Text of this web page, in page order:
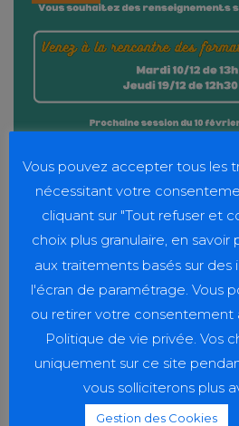
CAMPUS PARAMÉDICAL,VIE
Venez à la
formatrices
Une nouvelle session EtuCare est
pas à vous renseigner.
EN SAVOIR PLUS
Vous pouvez accepter tous les
nécessitant votre
cliquant sur "Tout refuser et
choix plus granulaire, en savoir
aux traitements basés sur des
l'écran de paramétrage. Vous
ou retirer votre consentement
Politique de vie privée. Vos
uniquement sur ce site
vous solliciterons plus
Gestion des Cookies